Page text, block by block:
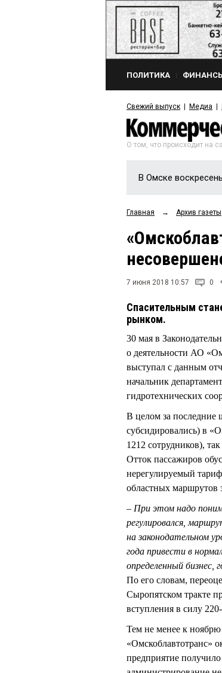
ПОЛИТИКА
Свежий выпуск Медиа
О том, что происходит на
В Омске
Главная → Архив газеты
7 июня 2018 10:57 0
Спасительным
рынком.
30 мая в
о деятельности АО
выступал с данным
начальник
гидротехнических
В целом за последние
субсидировались) в
1212 сотрудников),
Отток пассажиров
нерегулируемый
областных маршрутов
– При этом надо
регулировался,
на законодательном
года привести в
определенный бизнес,
По его словам,
Сыропятском тракте
вступления в силу
Тем не менее к ноябрю
«Омскоблавтотранс»
предприятие